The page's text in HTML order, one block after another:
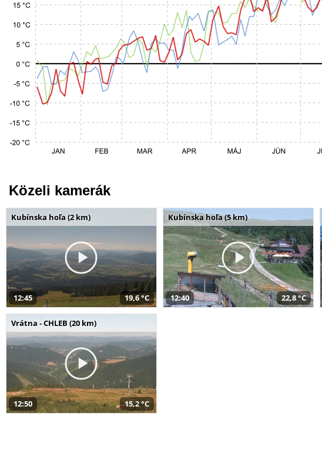
Közeli kamerák
Kubínska hoľa (2 km)
12:45 19,6 °C
Kubínska hoľa (5 km)
12:40 22,8 °C
Vrátna - CHLEB (20 km)
12:50 15,2 °C